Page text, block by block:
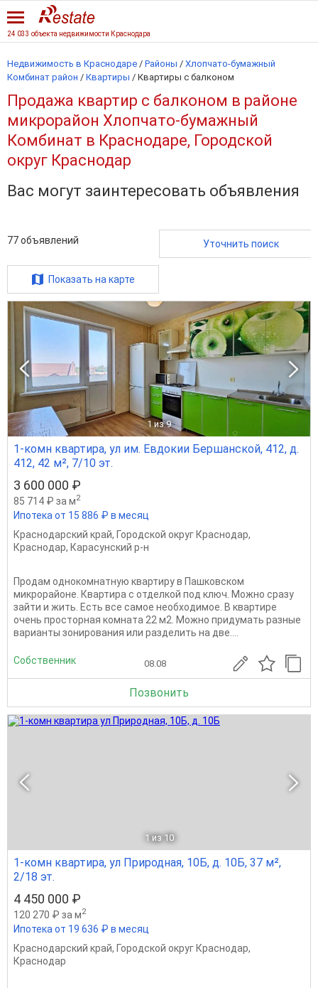
24 033 объекта недвижимости Краснодара
Недвижимость в Краснодаре / Районы / Хлопчато-бумажный
Комбинат район / Квартиры / Квартиры с балконом
Продажа квартир с балконом в районе
микрорайон Хлопчато-бумажный
Комбинат в Краснодаре, Городской
округ Краснодар
Вас могут заинтересовать объявления
77объявлений Уточнить поиск
Показать на карте
1 из 9
1-комн квартира, ул им. Евдокии Бершанской, 412, д.
412, 42 м², 7/10 эт.
3 600 000 ₽
85 714 ₽ за м2
Ипотека от 15 886 ₽ в месяц
Краснодарский край, Городской округ Краснодар,
Краснодар, Карасунский р-н
Продам однокомнатную квартиру в Пашковском
микрорайоне. Квартира с отделкой под ключ. Можно сразу
зайти и жить. Есть все самое необходимое. В квартире
очень просторная комната 22 м2. Можно придумать разные
варианты зонирования или разделить на две....
Собственник 08.08
Позвонить
1 из 10
1-комн квартира, ул Природная, 10Б, д. 10Б, 37 м²,
2/18 эт.
4 450 000 ₽
120 270 ₽ за м2
Ипотека от 19 636 ₽ в месяц
Краснодарский край, Городской округ Краснодар,
Краснодар